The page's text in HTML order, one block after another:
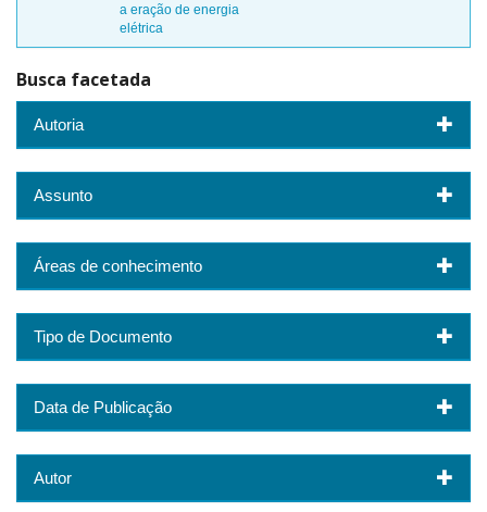
a eração de energia
elétrica
Busca facetada
Autoria
Assunto
Áreas de conhecimento
Tipo de Documento
Data de Publicação
Autor